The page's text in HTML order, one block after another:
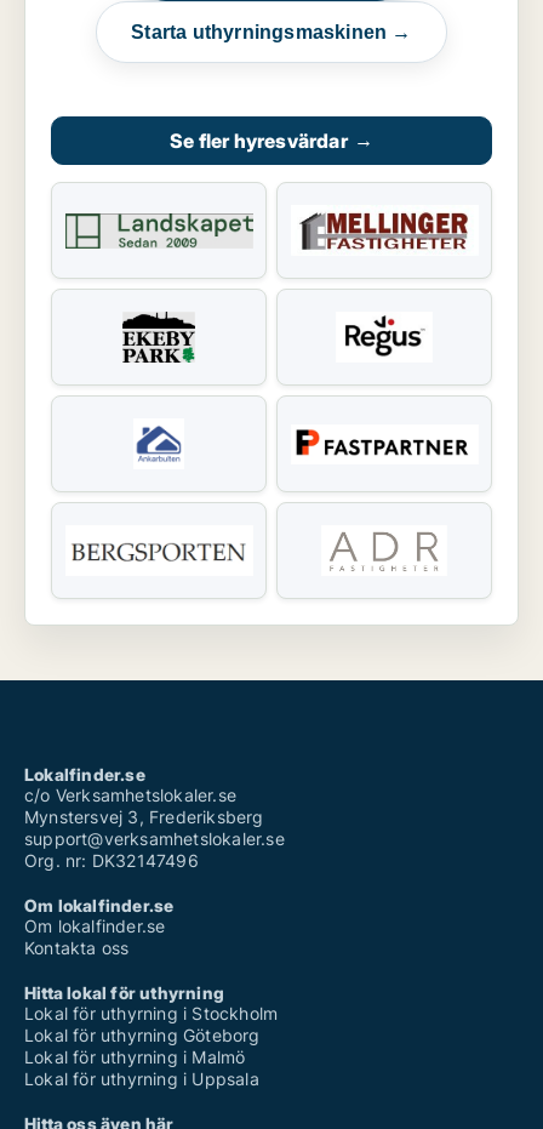
Starta uthyrningsmaskinen →
Se fler hyresvärdar →
Lokalfinder.se
c/o Verksamhetslokaler.se
Mynstersvej 3, Frederiksberg
support@verksamhetslokaler.se
Org. nr: DK32147496
Om lokalfinder.se
Om lokalfinder.se
Kontakta oss
Hitta lokal för uthyrning
Lokal för uthyrning i Stockholm
Lokal för uthyrning Göteborg
Lokal för uthyrning i Malmö
Lokal för uthyrning i Uppsala
Hitta oss även här